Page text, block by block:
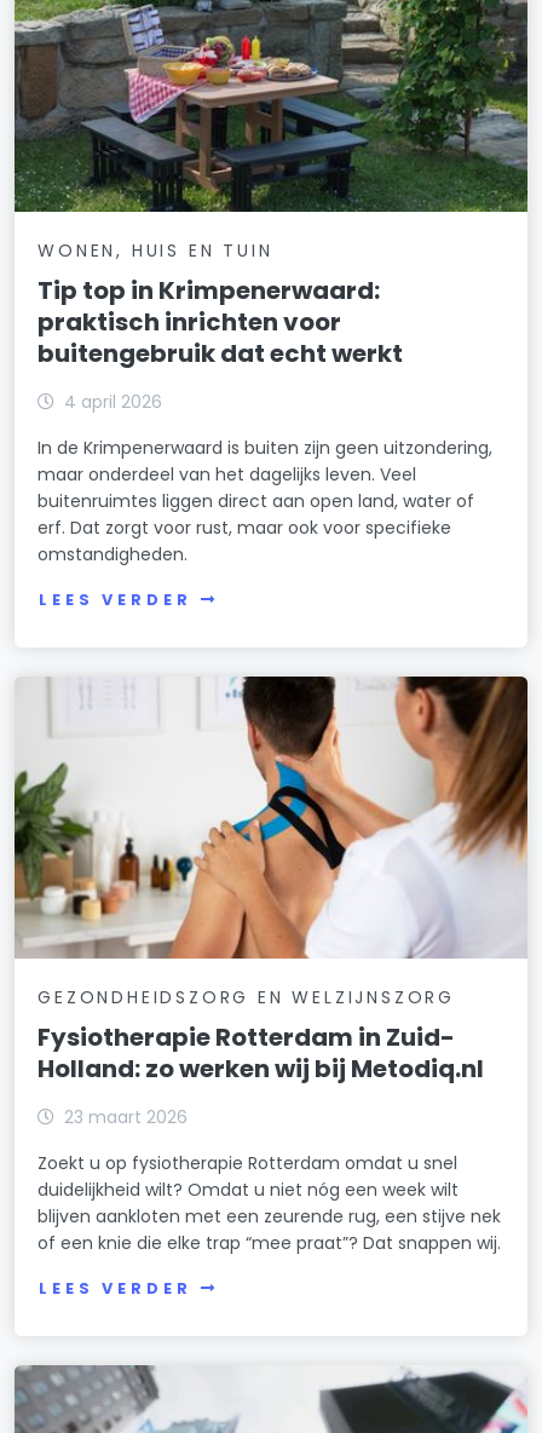
WONEN, HUIS EN TUIN
Tip top in Krimpenerwaard:
praktisch inrichten voor
buitengebruik dat echt werkt
4 april 2026
In de Krimpenerwaard is buiten zijn geen uitzondering,
maar onderdeel van het dagelijks leven. Veel
buitenruimtes liggen direct aan open land, water of
erf. Dat zorgt voor rust, maar ook voor specifieke
omstandigheden.
LEES VERDER
GEZONDHEIDSZORG EN WELZIJNSZORG
Fysiotherapie Rotterdam in Zuid-
Holland: zo werken wij bij Metodiq.nl
23 maart 2026
Zoekt u op fysiotherapie Rotterdam omdat u snel
duidelijkheid wilt? Omdat u niet nóg een week wilt
blijven aankloten met een zeurende rug, een stijve nek
of een knie die elke trap “mee praat”? Dat snappen wij.
LEES VERDER